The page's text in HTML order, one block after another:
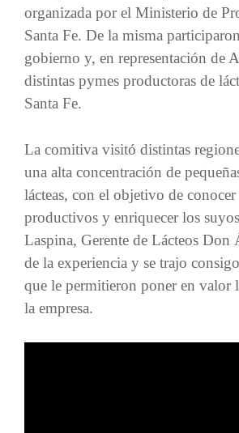
organizada por el Ministerio de
Santa Fe. De la misma
gobierno y, en representación de
distintas pymes productoras de
Santa Fe.
La comitiva visitó distintas
una alta concentración de
lácteas, con el objetivo de
productivos y enriquecer los
Laspina, Gerente de Lácteos Don
de la experiencia y se trajo
que le permitieron poner en valor
la empresa.